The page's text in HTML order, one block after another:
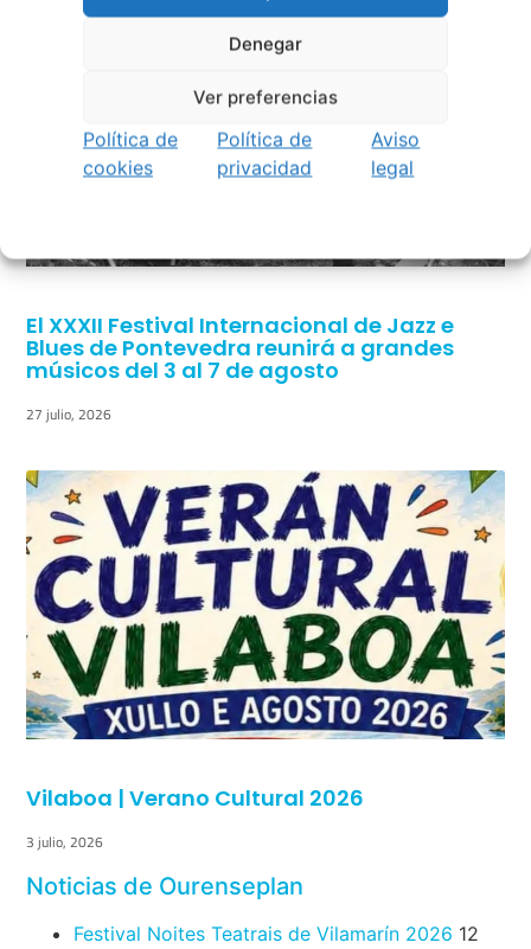
Denegar
Ver preferencias
Política de
cookies
Política de
privacidad
Aviso
legal
El XXXII Festival Internacional de Jazz e
Blues de Pontevedra reunirá a grandes
músicos del 3 al 7 de agosto
27 julio, 2026
Vilaboa | Verano Cultural 2026
3 julio, 2026
Noticias de Ourenseplan
Festival Noites Teatrais de Vilamarín 2026 12